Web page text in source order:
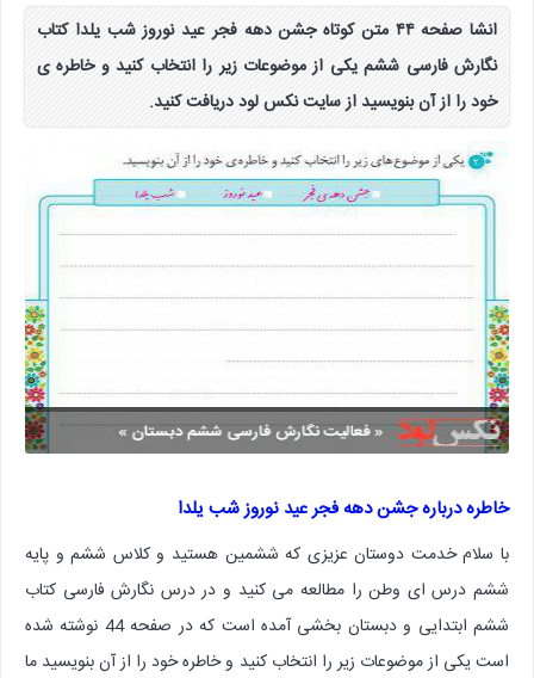
انشا صفحه ۴۴ متن کوتاه جشن دهه فجر عید نوروز شب یلدا کتاب
نگارش فارسی ششم یکی از موضوعات زیر را انتخاب کنید و خاطره ی
خود را از آن بنویسید از سایت نکس لود دریافت کنید.
خاطره درباره جشن دهه فجر عید نوروز شب یلدا
با سلام خدمت دوستان عزیزی که ششمین هستید و کلاس ششم و پایه
ششم درس ای وطن را مطالعه می کنید و در درس نگارش فارسی کتاب
ششم ابتدایی و دبستان بخشی آمده است که در صفحه 44 نوشته شده
است یکی از موضوعات زیر را انتخاب کنید و خاطره خود را از آن بنویسید ما